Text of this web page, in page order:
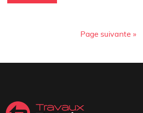
Page suivante »